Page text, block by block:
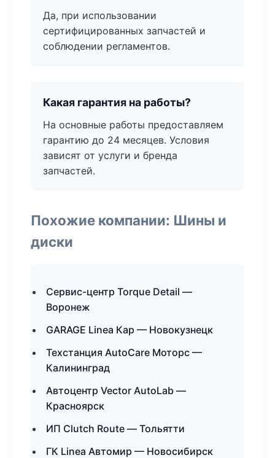
Да, при использовании
сертифицированных запчастей и
соблюдении регламентов.
Какая гарантия на работы?
На основные работы предоставляем
гарантию до 24 месяцев. Условия
зависят от услуги и бренда
запчастей.
Похожие компании: Шины и
диски
Сервис-центр Torque Detail —
Воронеж
GARAGE Linea Кар — Новокузнецк
Техстанция AutoCare Моторс —
Калининград
Автоцентр Vector AutoLab —
Красноярск
ИП Clutch Route — Тольятти
ГК Linea Автомир — Новосибирск